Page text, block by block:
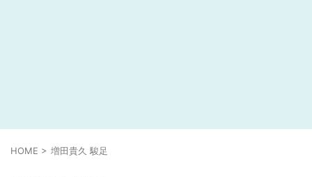
HOME > 増田貴久 駿足